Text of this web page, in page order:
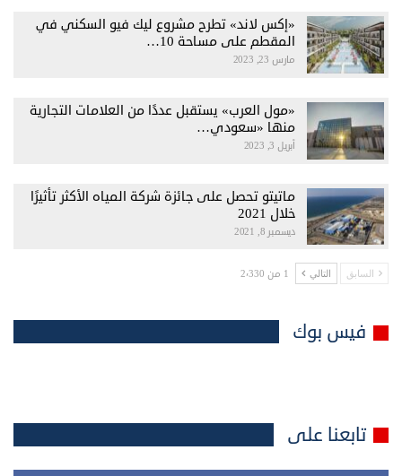
«إكس لاند» تطرح مشروع ليك فيو السكني في
المقطم على مساحة 10…
مارس 23, 2023
«مول العرب» يستقبل عددًا من العلامات التجارية
منها «سعودي…
أبريل 3, 2023
ماتيتو تحصل على جائزة شركة المياه الأكثر تأثيرًا
خلال 2021
ديسمبر 8, 2021
السابق التالي 1 من 2٬330
فيس بوك
تابعنا على